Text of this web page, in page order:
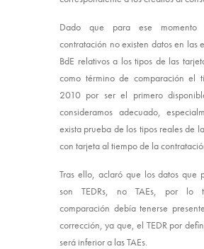
Dado que para ese momento
contratación no existen datos en las
BdE relativos a los tipos de las
como término de comparación el
2010 por ser el primero
consideramos adecuado,
exista prueba de los tipos reales de
con tarjeta al tiempo de la
Tras ello, aclaró que los datos que
son TEDRs, no TAEs, por lo
comparación debía tenerse
corrección, ya que, el TEDR por
será inferior a las TAEs.